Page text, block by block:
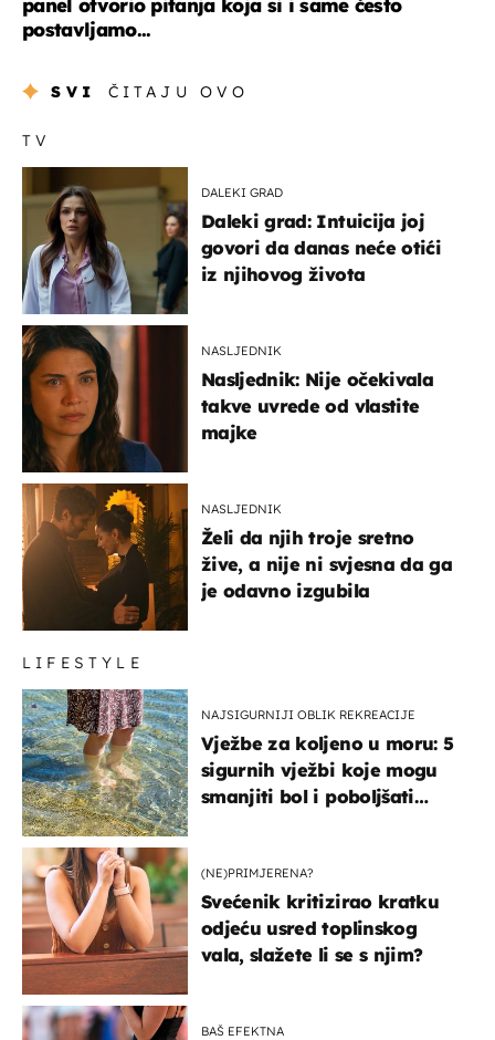
postavljamo...
SVI ČITAJU OVO
TV
DALEKI GRAD
Daleki grad: Intuicija joj
govori da danas neće otići
iz njihovog života
NASLJEDNIK
Nasljednik: Nije očekivala
takve uvrede od vlastite
majke
NASLJEDNIK
Želi da njih troje sretno
žive, a nije ni svjesna da ga
je odavno izgubila
LIFESTYLE
NAJSIGURNIJI OBLIK REKREACIJE
Vježbe za koljeno u moru: 5
sigurnih vježbi koje mogu
smanjiti bol i poboljšati
(NE)PRIMJERENA?
Svećenik kritizirao kratku
odjeću usred toplinskog
vala, slažete li se s njim?
BAŠ EFEKTNA